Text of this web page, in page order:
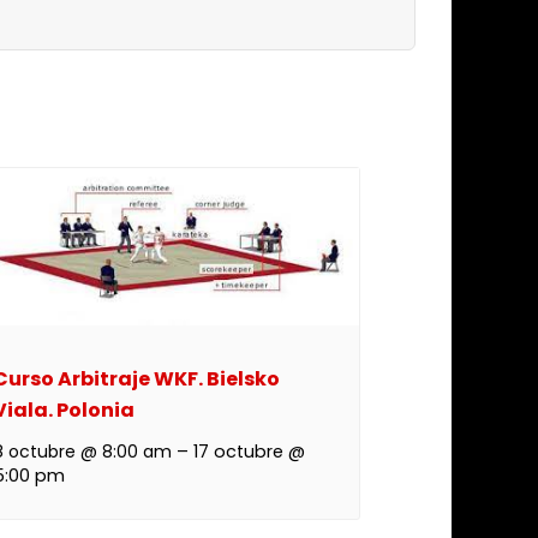
Arbitraje WKF. Bielsko
Polonia
octubre @ 8:00 am – 17 octubre @
pm